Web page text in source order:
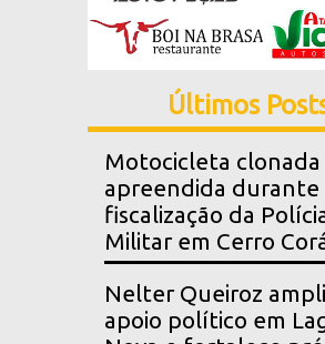
Últimos
Motocicleta clonada
apreendida durante
fiscalização da
Militar em Cerro
Nelter Queiroz
apoio político em